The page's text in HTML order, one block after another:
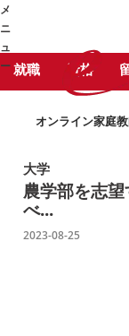
メ
ニ
ュ
ー
STUDY
勉強コラム
就職
資格
オンライン家庭
大学
農学部を志
べ...
2023-08-25